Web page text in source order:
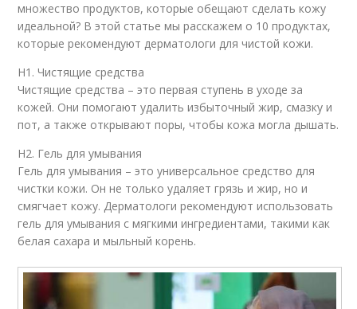
множество продуктов, которые обещают сделать кожу
идеальной? В этой статье мы расскажем о 10 продуктах,
которые рекомендуют дерматологи для чистой кожи.
H1. Чистящие средства
Чистящие средства – это первая ступень в уходе за
кожей. Они помогают удалить избыточный жир, смазку и
пот, а также открывают поры, чтобы кожа могла дышать.
H2. Гель для умывания
Гель для умывания – это универсальное средство для
чистки кожи. Он не только удаляет грязь и жир, но и
смягчает кожу. Дерматологи рекомендуют использовать
гель для умывания с мягкими ингредиентами, такими как
белая сахара и мыльный корень.